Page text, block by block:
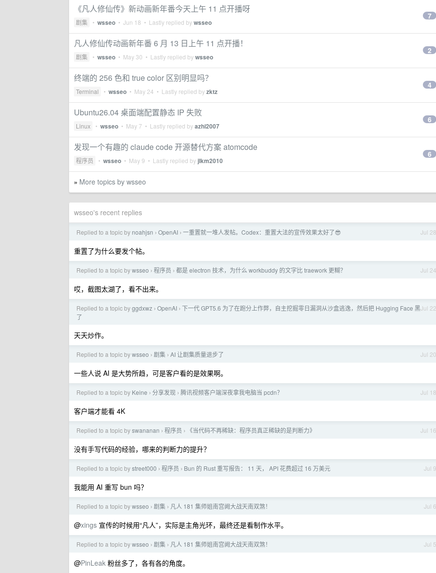
《凡人修仙传》新动画新年番今天上午 11 点开播呀
剧集 • wsseo • Jun 18 • Lastly replied bywsseo
7
凡人修仙传动画新年番 6 月 13 日上午 11 点开播！
剧集 • wsseo • May 30 • Lastly replied bywsseo
2
终端的 256 色和 true color 区别明显吗？
Terminal • wsseo • May 24 • Lastly replied byzktz
4
Ubuntu26.04 桌面端配置静态 IP 失败
Linux • wsseo • May 7 • Lastly replied byazhi2007
6
发现一个有趣的 claude code 开源替代方案 atomcode
程序员 • wsseo • May 9 • Lastly replied by jlkm2010
6
» More topics by wsseo
wsseo's recent replies
Jul 28
Replied to a topic by noahjsn › OpenAI › 一重置就一堆人发帖。Codex：重置大法的宣传效果太好了😎
重置了为什么要发个帖。
Jul 24
Replied to a topic bywsseo › 程序员 › 都是 electron 技术，为什么 workbuddy 的文字比 traework 更糊？
哎，截图太湖了，看不出来。
Jul 22
Replied to a topic byggdxwz › OpenAI › 下一代 GPT5.6 为了在跑分上作弊，自主挖掘零日漏洞从沙盒逃逸，然后把 Hugging Face 黑
了
天天炒作。
Jul 20
Replied to a topic bywsseo › 剧集 › AI 让剧集质量退步了
一些人说 AI 是大势所趋，可是客户看的是效果啊。
Jul 18
Replied to a topic by Keine › 分享发现 › 腾讯视频客户端深夜拿我电脑当 pcdn？
客户端才能看 4K
Jul 16
Replied to a topic byswananan › 程序员 › 《当代码不再稀缺：程序员真正稀缺的是判断力》
没有手写代码的经验，哪来的判断力的提升？
Jul 9
Replied to a topic bystreet000 › 程序员 › Bun 的 Rust 重写报告： 11 天， API 花费超过 16 万美元
我能用 AI 重写 bun 吗？
Jul 6
Replied to a topic bywsseo › 剧集 › 凡人 181 集师姐南宫阙大战天南双煞！
@xings 宣传的时候用“凡人”，实际是主角光环，最终还是看制作水平。
Jul 5
Replied to a topic bywsseo › 剧集 › 凡人 181 集师姐南宫阙大战天南双煞！
@PinLeak 粉丝多了，各有各的角度。